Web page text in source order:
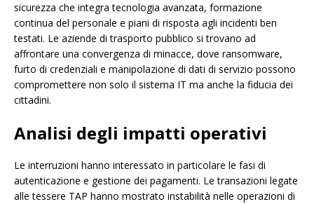
sicurezza che integra tecnologia avanzata, formazione
continua del personale e piani di risposta agli incidenti ben
testati. Le aziende di trasporto pubblico si trovano ad
affrontare una convergenza di minacce, dove ransomware,
furto di credenziali e manipolazione di dati di servizio possono
compromettere non solo il sistema IT ma anche la fiducia dei
cittadini.
Analisi degli impatti operativi
Le interruzioni hanno interessato in particolare le fasi di
autenticazione e gestione dei pagamenti. Le transazioni legate
alle tessere TAP hanno mostrato instabilità nelle operazioni di